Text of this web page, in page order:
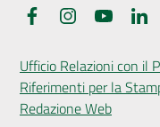
FacebookInstagramYouTube
Ufficio Relazioni con il
Riferimenti per la
Redazione Web